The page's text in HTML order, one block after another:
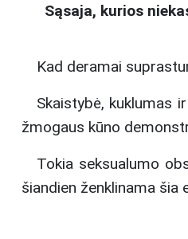
Sąsaja, kurios
Kad deramai
Skaistybė, kuklumas
žmogaus kūno
Tokia seksualumo
šiandien ženklinama šia